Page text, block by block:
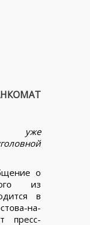
уже
о
из
в
на-
пресс-